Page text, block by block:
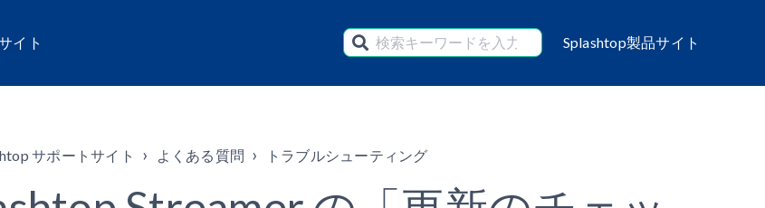
イト Splashtop製品サイト
サポートサイト よくある質問 トラブルシューティング